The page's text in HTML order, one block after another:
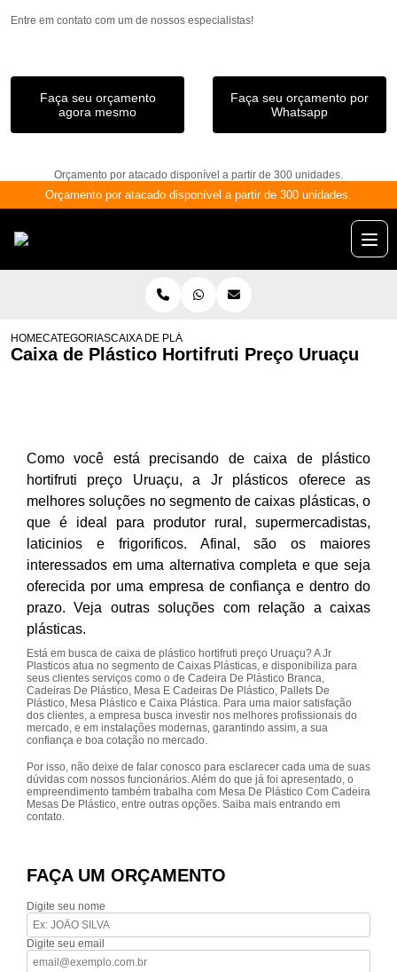
Entre em contato com um de nossos especialistas!
Faça seu orçamento
agora mesmo
Faça seu orçamento por
Whatsapp
Orçamento por atacado disponível a partir de 300 unidades.
Orçamento por atacado disponível a partir de 300 unidades.
HOMECATEGORIASCAIXA DE PLÁSTICO HORTIFRUTI PREÇO URUAÇU
Caixa de Plástico Hortifruti Preço Uruaçu
Como você está precisando de caixa de plástico
hortifruti preço Uruaçu, a Jr plásticos oferece as
melhores soluções no segmento de caixas plásticas, o
que é ideal para produtor rural, supermercadistas,
laticinios e frigorificos. Afinal, são os maiores
interessados em uma alternativa completa e que seja
oferecida por uma empresa de confiança e dentro do
prazo. Veja outras soluções com relação a caixas
plásticas.
Está em busca de caixa de plástico hortifruti preço Uruaçu? A Jr
Plasticos atua no segmento de Caixas Plásticas, e disponibiliza para
seus clientes serviços como o de Cadeira De Plástico Branca,
Cadeiras De Plástico, Mesa E Cadeiras De Plástico, Pallets De
Plástico, Mesa Plástico e Caixa Plástica. Para uma maior satisfação
dos clientes, a empresa busca investir nos melhores profissionais do
mercado, e em instalações modernas, garantindo assim, a sua
confiança e boa cotação no mercado.
Por isso, não deixe de falar conosco para esclarecer cada uma de suas
dúvidas com nossos funcionários. Além do que já foi apresentado, o
empreendimento também trabalha com Mesa De Plástico Com Cadeira
Mesas De Plástico, entre outras opções. Saiba mais entrando em
contato.
FAÇA UM ORÇAMENTO
Digite seu nome
Digite seu email